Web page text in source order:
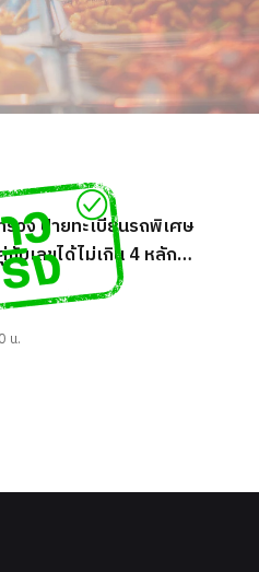
วง ป้ายทะเบียนรถพิเศษ
บเลขได้ไม่เกิน 4 หลัก
น.